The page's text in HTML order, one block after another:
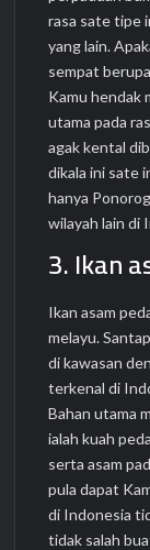
rasa sate tipe
yang lain.
sempat
Kamu hendak
utama pada
agak kental
dikala ini sate
hanya
wilayah lain di
3. Ikan
Ikan asam
melayu.
di kawasan
terkenal di
Bahan utama
ialah kuah
serta asam
pula dapat
di Indonesia
tidak salah